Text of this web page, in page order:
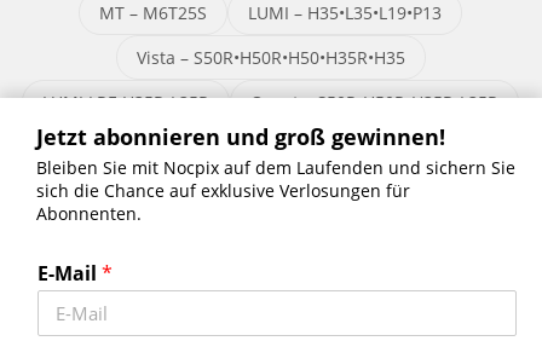
MT – M6T25S
LUMI – H35•L35•L19•P13
Vista – S50R•H50R•H50•H35R•H35
LUMI LRF-H35R•L35R
Quest – S50R•H50R•H35R•L35R
Bleiben Sie mit Nocpix auf dem Laufenden und sichern Sie sich die
Chance auf exklusive Verlosungen für Abonnenten.
Erhalten Sie die neuesten Nachrichten
Jetzt abonnieren und groß gewinnen!
Bleiben Sie mit Nocpix auf dem Laufenden und sichern Sie
sich die Chance auf exklusive Verlosungen für
Abonnenten.
E-Mail *